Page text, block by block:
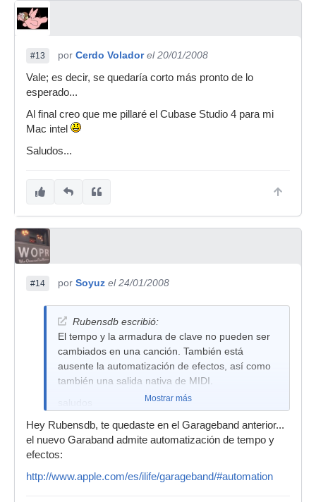
#13 por Cerdo Volador el 20/01/2008
Vale; es decir, se quedaría corto más pronto de lo
esperado...
Al final creo que me pillaré el Cubase Studio 4 para mi
Mac intel
Saludos...
#14 por Soyuz el 24/01/2008
Rubensdb escribió:
El tempo y la armadura de clave no pueden ser
cambiados en una canción. También está
ausente la automatización de efectos, así como
también una salida nativa de MIDI.
Mostrar más
Hey Rubensdb, te quedaste en el Garageband anterior...
el nuevo Garaband admite automatización de tempo y
efectos:
http://www.apple.com/es/ilife/garageband/#automation